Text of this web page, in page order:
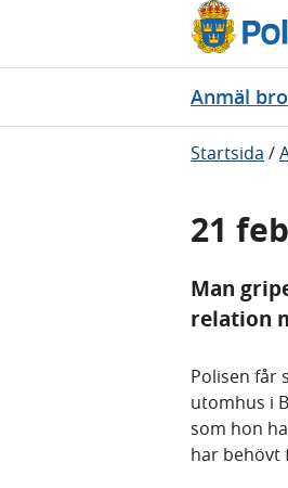
Anmäl
Startsida /
21
Man
relation
Polisen får
utomhus i
som hon
har behövt